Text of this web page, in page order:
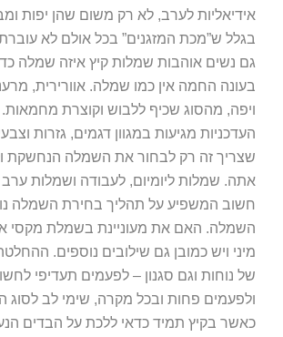
אידיאליות לערב, לא רק משום שהן יפות
בגלל ש”מכת המזגנים” בכל אולם לא
גם נשים אוהבות שמלות קיץ איזה שמלה
בעונה החמה אין כמו שמלה. אוורירית,
ויפה, מהסוג שכיף ללבוש וקוצרת
העדכניות מגיעות במגוון דגמים, גזרות
שצריך זה רק לבחור את השמלה הנחשקת
אתה. שמלות ליומיום, לעבודה ושמלות ערב
חשוב המשפיע על תהליך בחירת השמלה
השמלה. האם את מעוניינת בשמלת מקסי
מיני ויש כמובן גם שילובים נוספים.
של נוחות וגם סגנון – לפעמים תעדיפי
ולפעמים פחות ובכל מקרה, שימי לב
כאשר בקיץ תמיד כדאי ללכת על הבדים